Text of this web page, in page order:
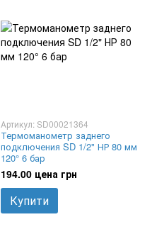
Артикул: SD00021364
Термоманометр заднего
подключения SD 1/2" НР 80 мм
120° 6 бар
194.00 цена грн
Купити